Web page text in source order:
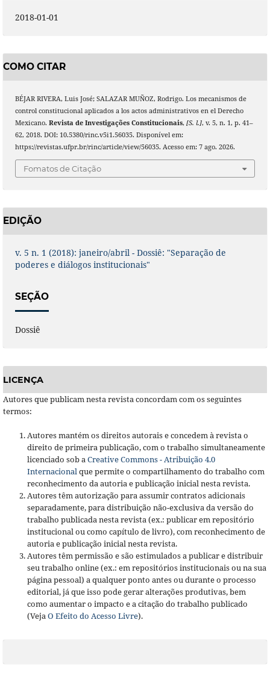
2018-01-01
COMO CITAR
BÉJAR RIVERA, Luis José; SALAZAR MUÑOZ, Rodrigo. Los mecanismos de
control constitucional aplicados a los actos administrativos en el Derecho
Mexicano. Revista de Investigações Constitucionais, [S. l.], v. 5, n. 1, p. 41–
62, 2018. DOI: 10.5380/rinc.v5i1.56035. Disponível em:
https://revistas.ufpr.br/rinc/article/view/56035. Acesso em: 7 ago. 2026.
Fomatos de Citação
EDIÇÃO
v. 5 n. 1 (2018): janeiro/abril - Dossiê: "Separação de
poderes e diálogos institucionais"
SEÇÃO
Dossiê
LICENÇA
Autores que publicam nesta revista concordam com os seguintes
termos:
Autores mantém os direitos autorais e concedem à revista o
direito de primeira publicação, com o trabalho simultaneamente
licenciado sob aCreative Commons - Atribuição 4.0
Internacionalque permite o compartilhamento do trabalho com
reconhecimento da autoria e publicação inicial nesta revista.
Autores têm autorização para assumir contratos adicionais
separadamente, para distribuição não-exclusiva da versão do
trabalho publicada nesta revista (ex.: publicar em repositório
institucional ou como capítulo de livro), com reconhecimento de
autoria e publicação inicial nesta revista.
Autores têm permissão e são estimulados a publicar e distribuir
seu trabalho online (ex.: em repositórios institucionais ou na sua
página pessoal) a qualquer ponto antes ou durante o processo
editorial, já que isso pode gerar alterações produtivas, bem
como aumentar o impacto e a citação do trabalho publicado
(VejaO Efeito do Acesso Livre).